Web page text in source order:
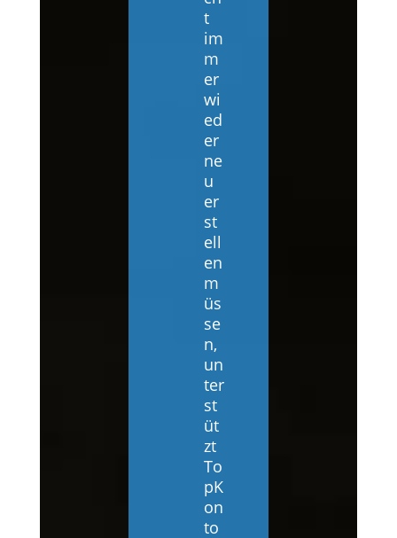
t
im
m
er
wi
ed
er
ne
u
er
st
ell
en
m
üs
se
n,
un
ter
st
üt
zt
To
pK
on
to